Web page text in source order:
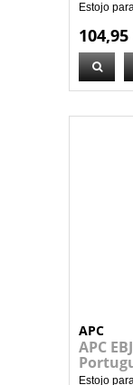
Estojo
104,95
APC
APC
Estojo